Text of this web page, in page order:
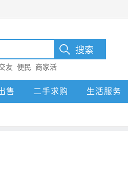
友 便民
商家活
售 二手求购 生活服务